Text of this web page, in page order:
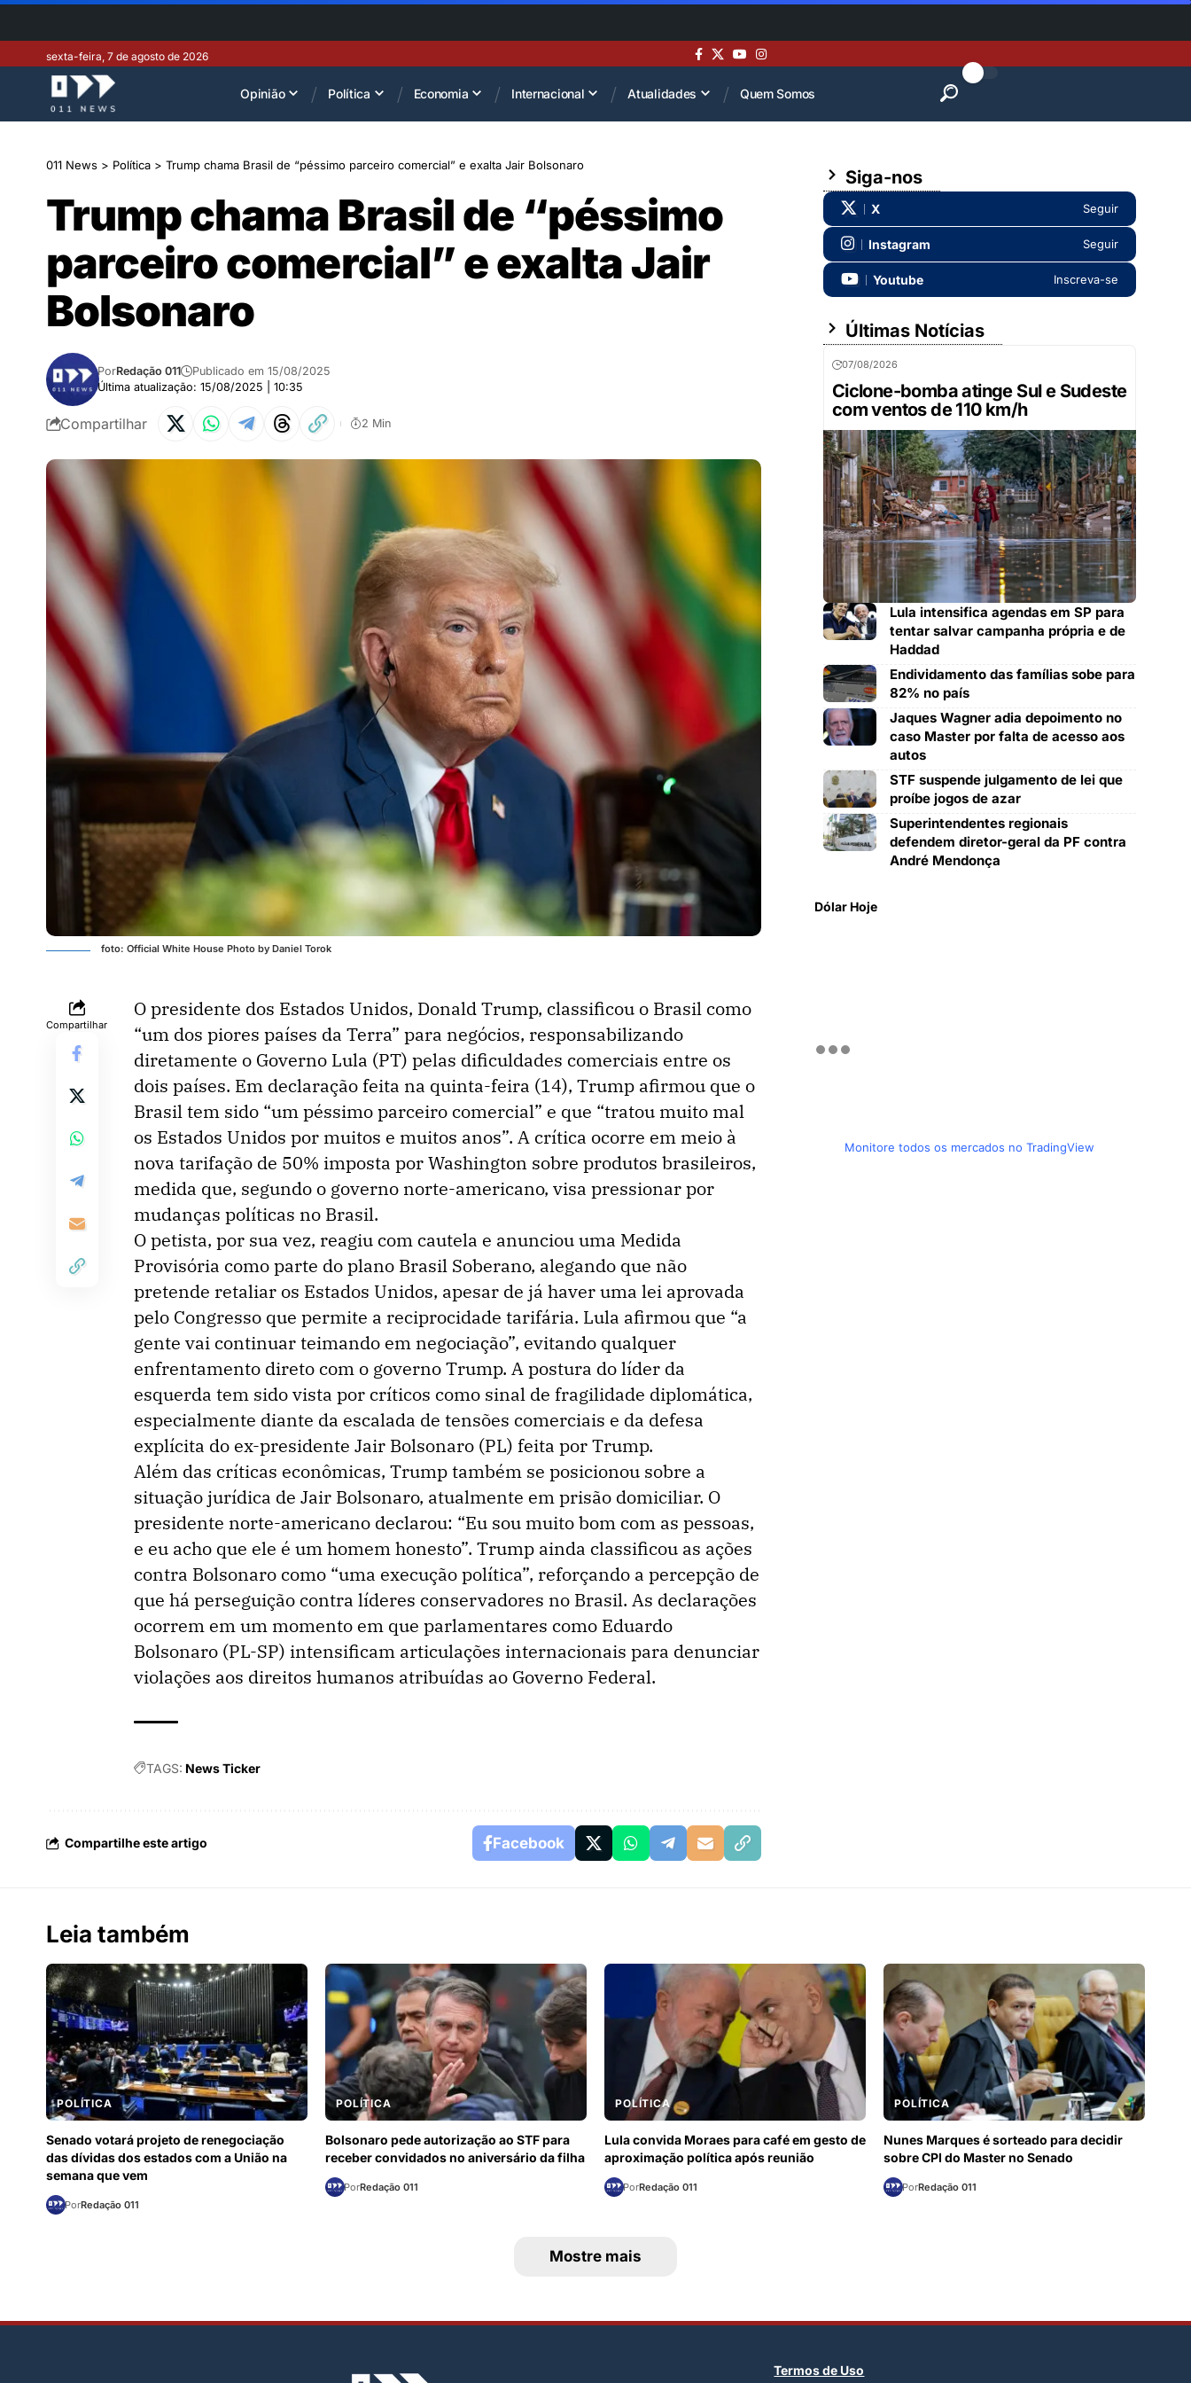
sexta-feira, 7 de agosto de 2026
Opinião Política Economia Internacional Atualidades Quem Somos
011 News > Política > Trump chama Brasil de “péssimo parceiro comercial” e exalta Jair Bolsonaro
Trump chama Brasil de “péssimo
parceiro comercial” e exalta Jair
Bolsonaro
Última atualização: 15/08/2025 | 10:35
PorRedação 011 Publicado em 15/08/2025
Compartilhar 2 Min
foto: Official White House Photo by Daniel Torok
Compartilhar
O presidente dos Estados Unidos, Donald Trump, classificou o Brasil como
“um dos piores países da Terra” para negócios, responsabilizando
diretamente o Governo Lula (PT) pelas dificuldades comerciais entre os
dois países. Em declaração feita na quinta-feira (14), Trump afirmou que o
Brasil tem sido “um péssimo parceiro comercial” e que “tratou muito mal
os Estados Unidos por muitos e muitos anos”. A crítica ocorre em meio à
nova tarifação de 50% imposta por Washington sobre produtos brasileiros,
medida que, segundo o governo norte-americano, visa pressionar por
mudanças políticas no Brasil.
O petista, por sua vez, reagiu com cautela e anunciou uma Medida
Provisória como parte do plano Brasil Soberano, alegando que não
pretende retaliar os Estados Unidos, apesar de já haver uma lei aprovada
pelo Congresso que permite a reciprocidade tarifária. Lula afirmou que “a
gente vai continuar teimando em negociação”, evitando qualquer
enfrentamento direto com o governo Trump. A postura do líder da
esquerda tem sido vista por críticos como sinal de fragilidade diplomática,
especialmente diante da escalada de tensões comerciais e da defesa
explícita do ex-presidente Jair Bolsonaro (PL) feita por Trump.
Além das críticas econômicas, Trump também se posicionou sobre a
situação jurídica de Jair Bolsonaro, atualmente em prisão domiciliar. O
presidente norte-americano declarou: “Eu sou muito bom com as pessoas,
e eu acho que ele é um homem honesto”. Trump ainda classificou as ações
contra Bolsonaro como “uma execução política”, reforçando a percepção de
que há perseguição contra líderes conservadores no Brasil. As declarações
ocorrem em um momento em que parlamentares como Eduardo
Bolsonaro (PL-SP) intensificam articulações internacionais para denunciar
violações aos direitos humanos atribuídas ao Governo Federal.
TAGS: News Ticker
Compartilhe este artigo Facebook
Siga-nos
X Seguir
Instagram Seguir
Youtube Inscreva-se
Últimas Notícias
07/08/2026
Ciclone-bomba atinge Sul e Sudeste
com ventos de 110 km/h
Lula intensifica agendas em SP para
tentar salvar campanha própria e de
Haddad
Endividamento das famílias sobe para
82% no país
Jaques Wagner adia depoimento no
caso Master por falta de acesso aos
autos
STF suspende julgamento de lei que
proíbe jogos de azar
Superintendentes regionais
defendem diretor-geral da PF contra
André Mendonça
Dólar Hoje
Monitore todos os mercados no TradingView
Leia também
POLÍTICA
Senado votará projeto de renegociação
das dívidas dos estados com a União na
semana que vem
PorRedação 011
POLÍTICA
Bolsonaro pede autorização ao STF para
receber convidados no aniversário da filha
PorRedação 011
POLÍTICA
Lula convida Moraes para café em gesto de
aproximação política após reunião
PorRedação 011
POLÍTICA
Nunes Marques é sorteado para decidir
sobre CPI do Master no Senado
PorRedação 011
Mostre mais
Termos de Uso